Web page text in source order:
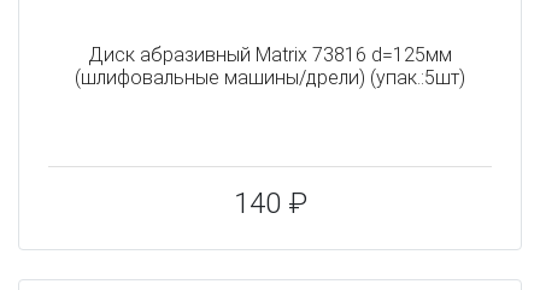
Диск абразивный Matrix 73816 d=125мм
(шлифовальные машины/дрели) (упак.:5шт)
140 ₽